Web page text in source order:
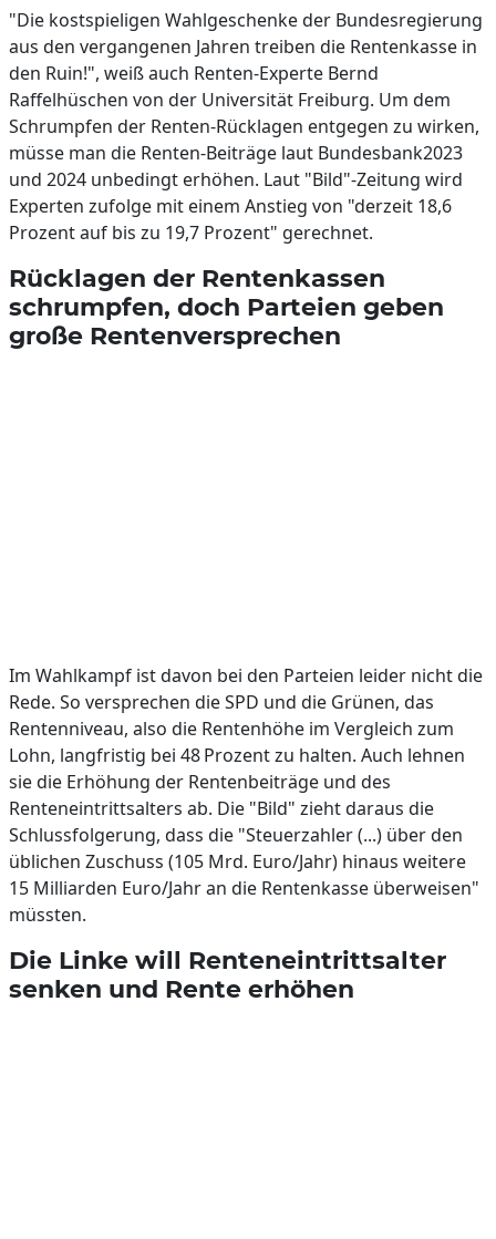
"Die kostspieligen Wahlgeschenke der Bundesregierung
aus den vergangenen Jahren treiben die Rentenkasse in
den Ruin!", weiß auch Renten-Experte Bernd
Raffelhüschen von der Universität Freiburg. Um dem
Schrumpfen der Renten-Rücklagen entgegen zu wirken,
müsse man die Renten-Beiträge laut Bundesbank2023
und 2024 unbedingt erhöhen. Laut "Bild"-Zeitung wird
Experten zufolge mit einem Anstieg von "derzeit 18,6
Prozent auf bis zu 19,7 Prozent" gerechnet.
Rücklagen der Rentenkassen
schrumpfen, doch Parteien geben
große Rentenversprechen
Im Wahlkampf ist davon bei den Parteien leider nicht die
Rede. So versprechen die SPD und die Grünen, das
Rentenniveau, also die Rentenhöhe im Vergleich zum
Lohn, langfristig bei 48 Prozent zu halten. Auch lehnen
sie die Erhöhung der Rentenbeiträge und des
Renteneintrittsalters ab. Die "Bild" zieht daraus die
Schlussfolgerung, dass die "Steuerzahler (...) über den
üblichen Zuschuss (105 Mrd. Euro/Jahr) hinaus weitere
15 Milliarden Euro/Jahr an die Rentenkasse überweisen"
müssten.
Die Linke will Renteneintrittsalter
senken und Rente erhöhen